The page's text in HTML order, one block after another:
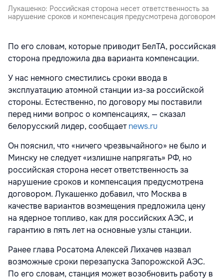
Лукашенко: Российская сторона несет ответственность за
нарушение сроков и компенсация предусмотрена договором
По его словам, которые приводит БелТА, российская
сторона предложила два варианта компенсации.
У нас немного сместились сроки ввода в
эксплуатацию атомной станции из-за российской
стороны. Естественно, по договору мы поставили
перед ними вопрос о компенсациях, — сказал
белорусский лидер, сообщаетnews.ru
Он пояснил, что «ничего чрезвычайного» не было и
Минску не следует «излишне напрягать» РФ, но
российская сторона несет ответственность за
нарушение сроков и компенсация предусмотрена
договором. Лукашенко добавил, что Москва в
качестве вариантов возмещения предложила цену
на ядерное топливо, как для российских АЭС, и
гарантию в пять лет на основные узлы станции.
Ранее глава Росатома Алексей Лихачев назвал
возможные сроки перезапуска Запорожской АЭС.
По его словам, станция может возобновить работу в